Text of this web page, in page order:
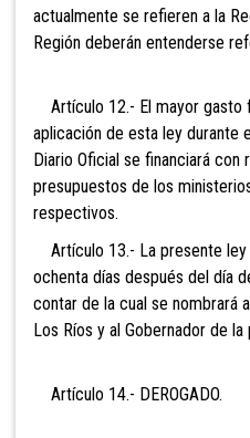
actualmente se refieren a la
Región deberán entenderse
Artículo 12.- El mayor gasto
aplicación de esta ley durante
Diario Oficial se financiará con
presupuestos de los
respectivos.
Artículo 13.- La presente ley
ochenta días después del día
contar de la cual se nombrará
Los Ríos y al Gobernador de la
Artículo 14.- DEROGADO.